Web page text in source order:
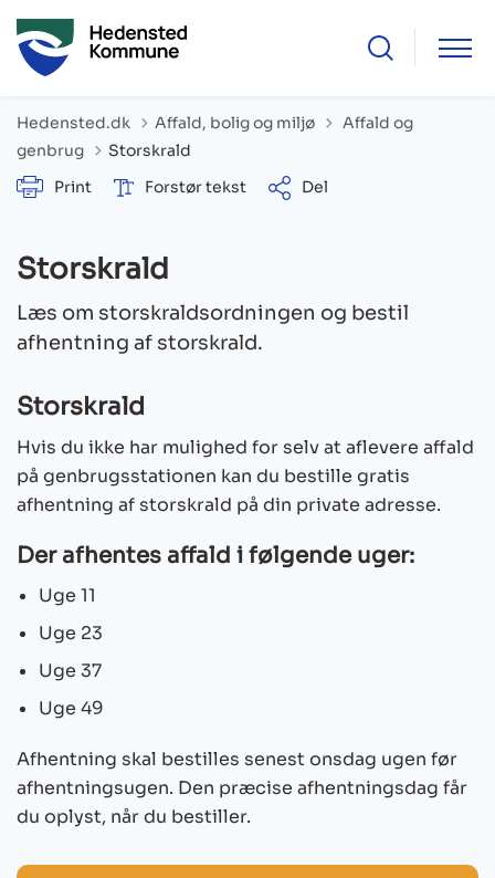
Hedensted.dk Affald, bolig og miljø Tilbage til
Affald og
genbrug
Storskrald
Print
Forstør tekst Del
Storskrald
Læs om storskraldsordningen og bestil
afhentning af storskrald.
Storskrald
Hvis du ikke har mulighed for selv at aflevere affald
på genbrugsstationen kan du bestille gratis
afhentning af storskrald på din private adresse.
Der afhentes affald i følgende uger:
Uge 11
Uge 23
Uge 37
Uge 49
Afhentning skal bestilles senest onsdag ugen før
afhentningsugen. Den præcise afhentningsdag får
du oplyst, når du bestiller.